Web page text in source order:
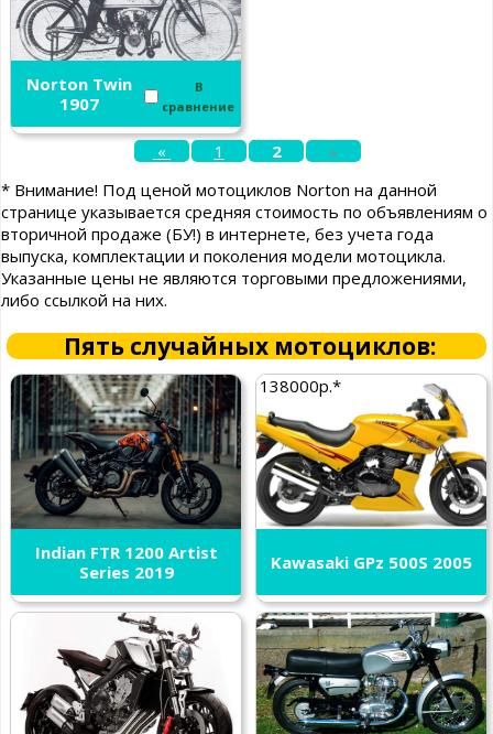
Norton Twin
1907
В
сравнение
« 1 2
»
* Внимание! Под ценой мотоциклов Norton на данной
странице указывается средняя стоимость по объявлениям о
вторичной продаже (БУ!) в интернете, без учета года
выпуска, комплектации и поколения модели мотоцикла.
Указанные цены не являются торговыми предложениями,
либо ссылкой на них.
Пять случайных мотоциклов:
Indian FTR 1200 Artist
Series 2019
138000р.*
Kawasaki GPz 500S 2005